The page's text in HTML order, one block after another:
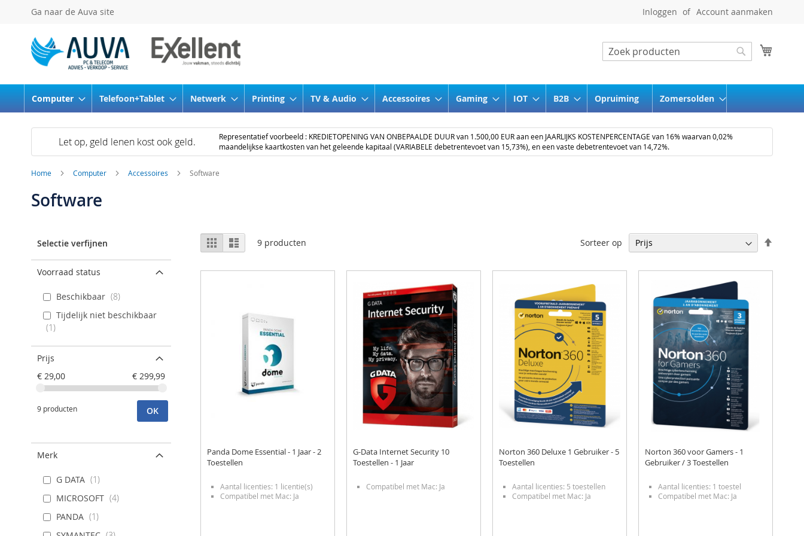
Ga naar de Auva site
de
inhoud
Inloggen Account aanmaken
Zoeken
Computer Telefoon+Tablet Netwerk Printing TV & Audio Accessoires Gaming IOT B2B Opruiming Zomersolden
Let op, geld lenen kost ook geld.
Representatief voorbeeld : KREDIETOPENING VAN ONBEPAALDE DUUR van 1.500,00 EUR aan een JAARLIJKS KOSTENPERCENTAGE van 16% waarvan 0,02%
maandelijkse kaartkosten van het geleende kapitaal (VARIABELE debetrentevoet van 15,73%), en een vaste debetrentevoet van 14,72%.
Home Computer Accessoires Software
Software
Tonen
als
Foto-
tabel
Lijst 9 producten Sorteer op
Panda Dome Essential - 1 Jaar - 2
Toestellen
Aantal licenties: 1 licentie(s)
Compatibel met Mac: Ja
G-Data Internet Security 10
Toestellen - 1 Jaar
Compatibel met Mac: Ja
Norton 360 Deluxe 1 Gebruiker - 5
Toestellen
Aantal licenties: 5 toestellen
Compatibel met Mac: Ja
Norton 360 voor Gamers - 1
Gebruiker / 3 Toestellen
Aantal licenties: 1 toestel
Compatibel met Mac: Ja
Selectie verfijnen
Voorraad status
Beschikbaar
8
Tijdelijk niet beschikbaar
1
Prijs
€ 29,00
€ 299,99
9 producten OK
Merk
G DATA
1
MICROSOFT
4
PANDA
1